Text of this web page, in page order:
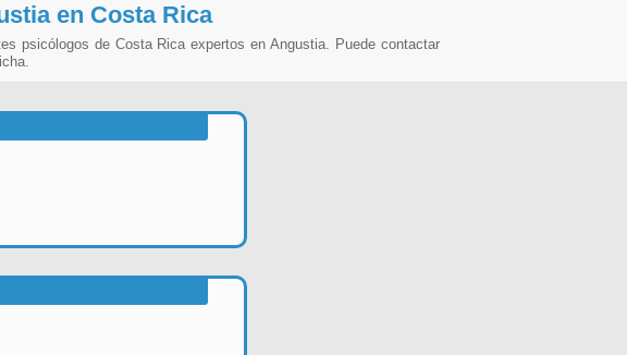
en Costa Rica
psicólogos de Costa Rica expertos en Angustia. Puede contactar